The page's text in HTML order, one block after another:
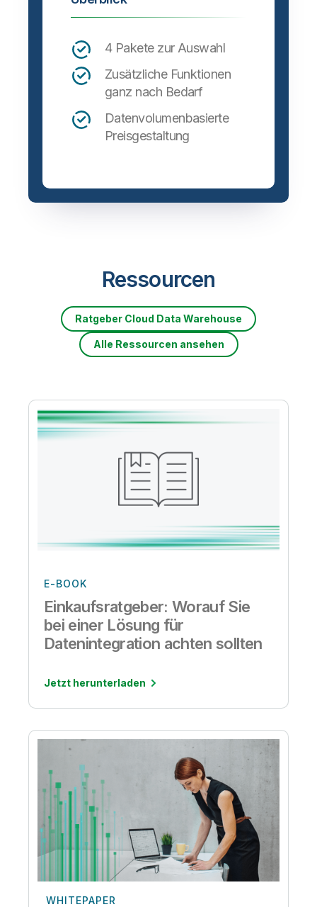
4 Pakete zur Auswahl
Zusätzliche Funktionen
ganz nach Bedarf
Datenvolumenbasierte
Preisgestaltung
Ressourcen
Ratgeber Cloud Data Warehouse
Alle Ressourcen ansehen
E-BOOK
Einkaufsratgeber: Worauf Sie
bei einer Lösung für
Datenintegration achten sollten
Jetzt herunterladen
WHITEPAPER